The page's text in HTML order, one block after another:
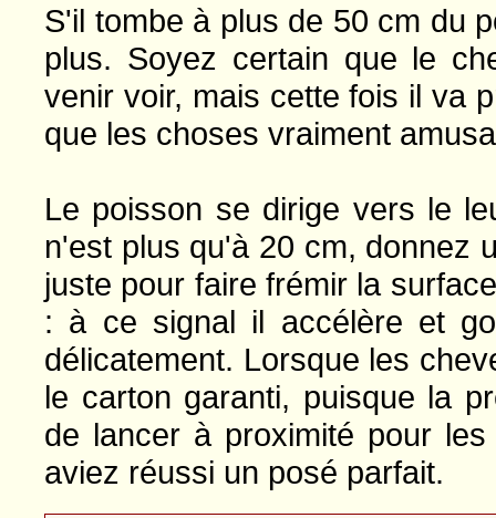
S'il tombe à plus de 50 cm du
plus. Soyez certain que le
venir voir, mais cette fois il va
que les choses vraiment
Le poisson se dirige vers le
n'est plus qu'à 20 cm, donnez
juste pour faire frémir la
: à ce signal il accélère et
délicatement. Lorsque les
le carton garanti, puisque la
de lancer à proximité pour
aviez réussi un posé parfait.